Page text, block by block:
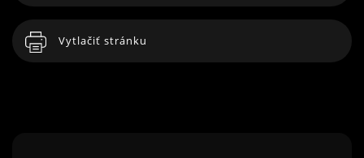
Vytlačiť stránku